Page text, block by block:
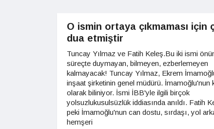
O ismin ortaya çıkmaması için
dua etmiştir
Tuncay Yılmaz ve Fatih Keleş.Bu iki ismi
süreçte duymayan, bilmeyen, ezberlemeyen
kalmayacak! Tuncay Yılmaz, Ekrem
inşaat şirketinin genel müdürü. İmamoğlu'nun
olarak biliniyor. İsmi İBB'yle ilgili birçok
yolsuzlukusulsüzlük iddiasında anıldı. Fatih
peki İmamoğlu'nun can dostu, sırdaşı, yol
hemşeri